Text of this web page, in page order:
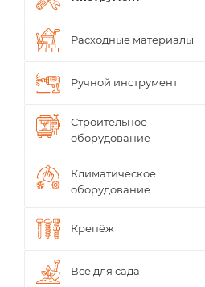
Расходные материалы
Ручной инструмент
Строительное
оборудование
Климатическое
оборудование
Крепёж
Всё для сада